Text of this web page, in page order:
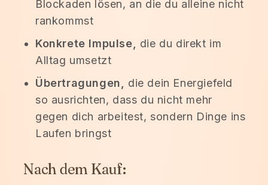
Blockaden lösen, an die du alleine nicht
rankommst
Konkrete Impulse,
die du direkt im
Alltag umsetzt
Übertragungen,
die dein Energiefeld
so ausrichten, dass du nicht mehr
gegen dich arbeitest, sondern Dinge ins
Laufen bringst
Nach dem Kauf: